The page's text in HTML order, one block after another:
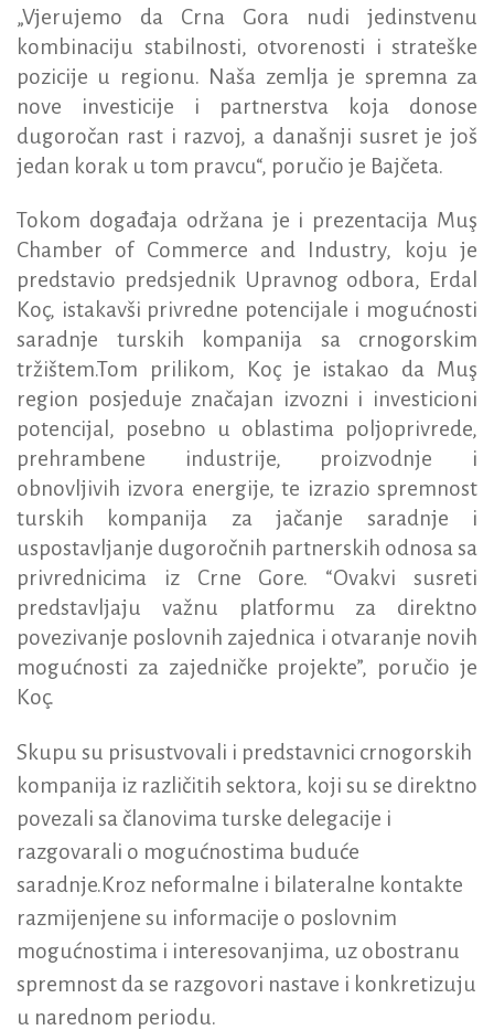
„Vjerujemo da Crna Gora nudi jedinstvenu
kombinaciju stabilnosti, otvorenosti i strateške
pozicije u regionu. Naša zemlja je spremna za
nove investicije i partnerstva koja donose
dugoročan rast i razvoj, a današnji susret je još
jedan korak u tom pravcu“, poručio je Bajčeta.
Tokom događaja održana je i prezentacija Muş
Chamber of Commerce and Industry, koju je
predstavio predsjednik Upravnog odbora, Erdal
Koç, istakavši privredne potencijale i mogućnosti
saradnje turskih kompanija sa crnogorskim
tržištem.Tom prilikom, Koç je istakao da Muş
region posjeduje značajan izvozni i investicioni
potencijal, posebno u oblastima poljoprivrede,
prehrambene industrije, proizvodnje i
obnovljivih izvora energije, te izrazio spremnost
turskih kompanija za jačanje saradnje i
uspostavljanje dugoročnih partnerskih odnosa sa
privrednicima iz Crne Gore. “Ovakvi susreti
predstavljaju važnu platformu za direktno
povezivanje poslovnih zajednica i otvaranje novih
mogućnosti za zajedničke projekte”, poručio je
Koç.
Skupu su prisustvovali i predstavnici crnogorskih
kompanija iz različitih sektora, koji su se direktno
povezali sa članovima turske delegacije i
razgovarali o mogućnostima buduće
saradnje.Kroz neformalne i bilateralne kontakte
razmijenjene su informacije o poslovnim
mogućnostima i interesovanjima, uz obostranu
spremnost da se razgovori nastave i konkretizuju
u narednom periodu.